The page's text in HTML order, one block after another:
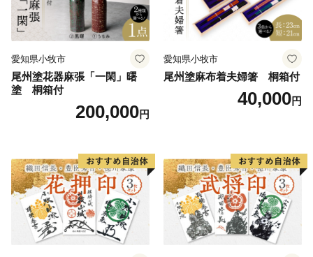
愛知県小牧市
尾州塗花器麻張「一閑」曙
塗 桐箱付
200,000円
愛知県小牧市
尾州塗麻布着夫婦箸 桐箱付
40,000円